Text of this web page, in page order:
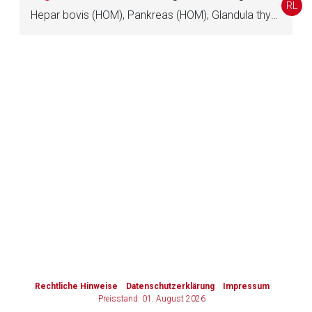
Hepar bovis (HOM), Pankreas (HOM), Glandula thymi (HOM), Lien (HOM), Cor bovis (HOM), Ren (HOM), Aorta bovis tota (HOM), Glandula suprarenalis (HOM), Mucosa (HOM), Amnion bovis (HOM), Testes (HOM), Thyreoidinum (HOM), Diencephalon (HOM)
RL
Rechtliche Hinweise Datenschutzerklärung
Impressum
Preisstand: 01. August 2026